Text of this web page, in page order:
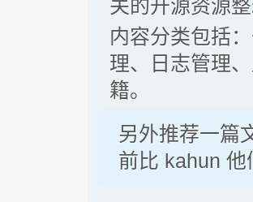
关的开源资源
内容分类包括
理、日志管理
籍。
另外推荐一篇
前比 kahun